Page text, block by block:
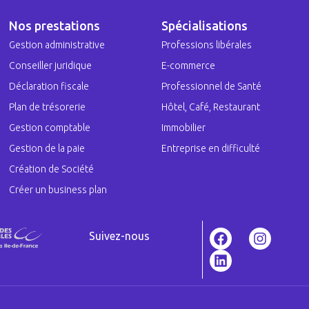
Nos prestations
Gestion administrative
Conseiller juridique
Déclaration fiscale
Plan de trésorerie
Gestion comptable
Gestion de la paie
Création de Société
Créer un business plan
Spécialisations
Professions libérales
E-commerce
Professionnel de Santé
Hôtel, Café, Restaurant
Immobilier
Entreprise en difficulté
Suivez-nous